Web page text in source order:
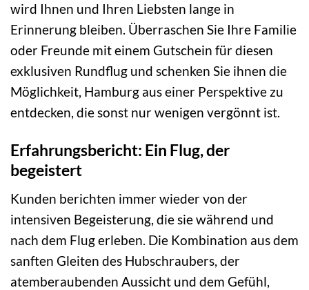
wird Ihnen und Ihren Liebsten lange in
Erinnerung bleiben. Überraschen Sie Ihre Familie
oder Freunde mit einem Gutschein für diesen
exklusiven Rundflug und schenken Sie ihnen die
Möglichkeit, Hamburg aus einer Perspektive zu
entdecken, die sonst nur wenigen vergönnt ist.
Erfahrungsbericht: Ein Flug, der
begeistert
Kunden berichten immer wieder von der
intensiven Begeisterung, die sie während und
nach dem Flug erleben. Die Kombination aus dem
sanften Gleiten des Hubschraubers, der
atemberaubenden Aussicht und dem Gefühl,